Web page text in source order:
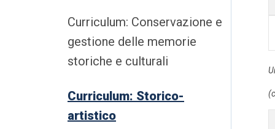
Curriculum: Conservazione e
gestione delle memorie
storiche e culturali
Curriculum: Storico-
artistico